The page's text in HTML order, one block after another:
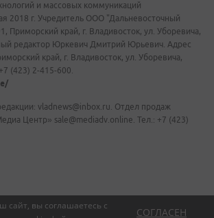
сайт, вы соглашаетесь с
СОГЛАСЕН
и массовых коммуникаций
2018 г. Учредитель ООО "Дальневосточный
Приморский край, г. Владивосток, ул. Уборевича,
редактор Юркевич Дмитрий Юрьевич. Адрес
край, г. Владивосток, ул. Уборевича,
(423) 2-415-600.
vladnews@inbox.ru. Отдел продаж
Центр» sale@mediadv.online. Тел.: +7 (423)